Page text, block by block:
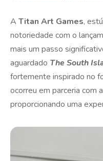
A Titan Art Games,
notoriedade com o
mais um passo
aguardado The South
fortemente inspirado no
ocorreu em parceria com
proporcionando uma